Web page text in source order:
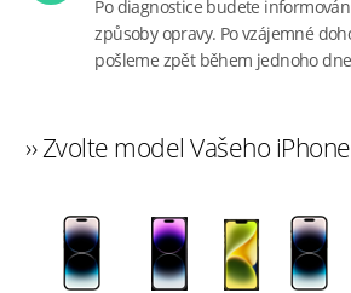
Po diagnostice budete
způsoby opravy. Po vzájemné
pošleme zpět během jednoho
›› Zvolte model Vašeho